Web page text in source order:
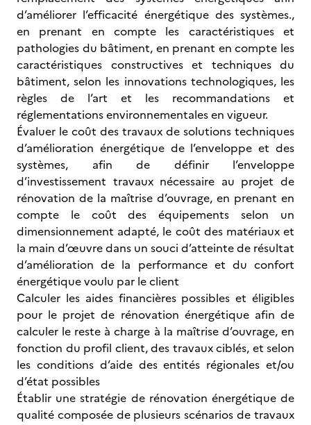
d’améliorer l’efficacité énergétique des systèmes.,
en prenant en compte les caractéristiques et
pathologies du bâtiment, en prenant en compte les
caractéristiques constructives et techniques du
bâtiment, selon les innovations technologiques, les
règles de l’art et les recommandations et
réglementations environnementales en vigueur.
Évaluer le coût des travaux de solutions techniques
d’amélioration énergétique de l’enveloppe et des
systèmes, afin de définir l’enveloppe
d’investissement travaux nécessaire au projet de
rénovation de la maîtrise d’ouvrage, en prenant en
compte le coût des équipements selon un
dimensionnement adapté, le coût des matériaux et
la main d’œuvre dans un souci d’atteinte de résultat
d’amélioration de la performance et du confort
énergétique voulu par le client
Calculer les aides financières possibles et éligibles
pour le projet de rénovation énergétique afin de
calculer le reste à charge à la maîtrise d’ouvrage, en
fonction du profil client, des travaux ciblés, et selon
les conditions d’aide des entités régionales et/ou
d’état possibles
Établir une stratégie de rénovation énergétique de
qualité composée de plusieurs scénarios de travaux